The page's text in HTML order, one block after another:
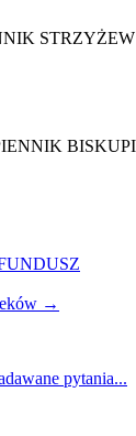
BISKUPI
→
pytania...